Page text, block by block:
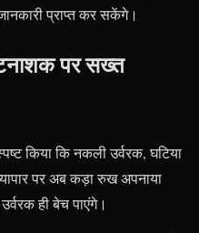
प्राप्त कर सकेंगे।
पर सख्त
किया कि नकली उर्वरक, घटिया
पर अब कड़ा रुख अपनाया
ही बेच पाएंगे।